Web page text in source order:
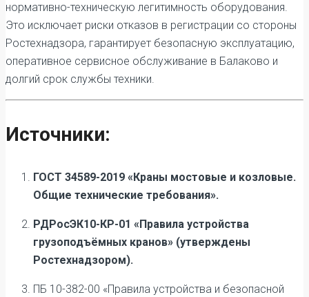
нормативно-техническую легитимность оборудования.
Это исключает риски отказов в регистрации со стороны
Ростехнадзора, гарантирует безопасную эксплуатацию,
оперативное сервисное обслуживание в Балаково и
долгий срок службы техники.
Источники:
ГОСТ 34589-2019 «Краны мостовые и козловые.
Общие технические требования».
РДРосЭК10-КР-01 «Правила устройства
грузоподъёмных кранов» (утверждены
Ростехнадзором).
ПБ 10-382-00 «Правила устройства и безопасной